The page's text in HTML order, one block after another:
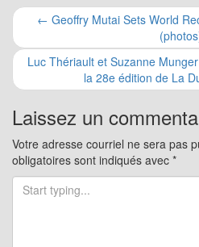
Navigation
pour
les
articles
← Geoffry Mutai Sets World
Luc Thériault et Suzanne
la 28e édition de La
Laissez un
Votre adresse courriel ne sera pas
obligatoires sont indiqués avec *